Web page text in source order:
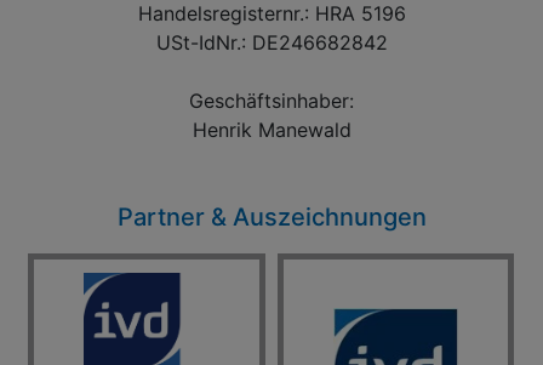
Handelsregisternr.: HRA 5196
USt-IdNr.: DE246682842
Geschäftsinhaber:
Henrik Manewald
Partner & Auszeichnungen